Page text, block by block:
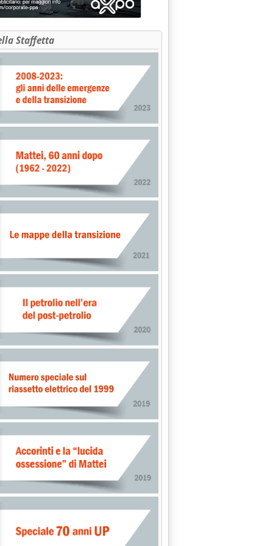
gasoli e neri movimenti contenuti'
tutti i prodotti'
sulla spinta dei greggi'
Staffetta